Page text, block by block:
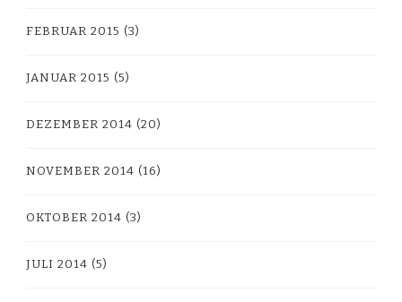
FEBRUAR 2015 (3)
JANUAR 2015 (5)
DEZEMBER 2014 (20)
NOVEMBER 2014 (16)
OKTOBER 2014 (3)
JULI 2014 (5)